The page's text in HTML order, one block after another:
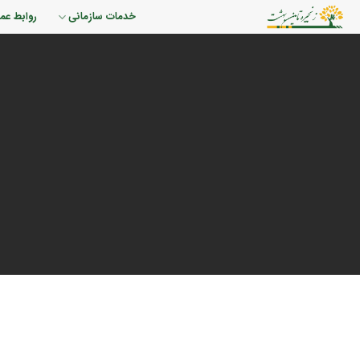
پرش
به
خدمات سازمانی روابط